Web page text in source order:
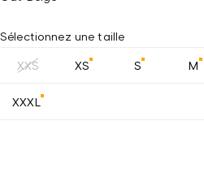
Sélectionnez une taille
XXS XS S M
XXXL